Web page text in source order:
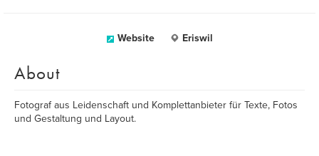
Website Eriswil
About
Fotograf aus Leidenschaft und Komplettanbieter für Texte, Fotos
und Gestaltung und Layout.